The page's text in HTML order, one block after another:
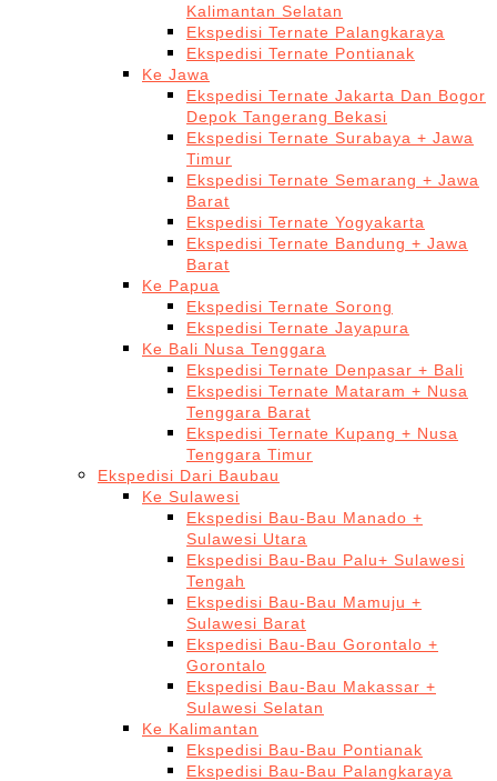
Kalimantan Selatan
Ekspedisi Ternate Palangkaraya
Ekspedisi Ternate Pontianak
Ke Jawa
Ekspedisi Ternate Jakarta Dan Bogor
Depok Tangerang Bekasi
Ekspedisi Ternate Surabaya + Jawa
Timur
Ekspedisi Ternate Semarang + Jawa
Barat
Ekspedisi Ternate Yogyakarta
Ekspedisi Ternate Bandung + Jawa
Barat
Ke Papua
Ekspedisi Ternate Sorong
Ekspedisi Ternate Jayapura
Ke Bali Nusa Tenggara
Ekspedisi Ternate Denpasar + Bali
Ekspedisi Ternate Mataram + Nusa
Tenggara Barat
Ekspedisi Ternate Kupang + Nusa
Tenggara Timur
Ekspedisi Dari Baubau
Ke Sulawesi
Ekspedisi Bau-Bau Manado +
Sulawesi Utara
Ekspedisi Bau-Bau Palu+ Sulawesi
Tengah
Ekspedisi Bau-Bau Mamuju +
Sulawesi Barat
Ekspedisi Bau-Bau Gorontalo +
Gorontalo
Ekspedisi Bau-Bau Makassar +
Sulawesi Selatan
Ke Kalimantan
Ekspedisi Bau-Bau Pontianak
Ekspedisi Bau-Bau Palangkaraya